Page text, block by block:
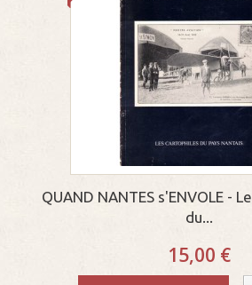
QUAND NANTES s'ENVOLE -
du...
15,00 €